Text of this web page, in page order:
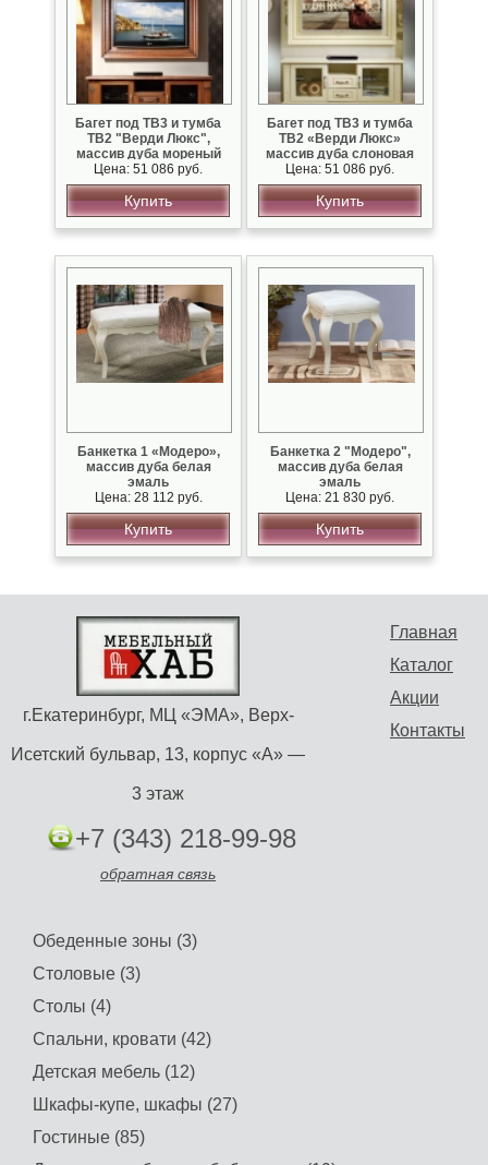
Багет под ТВ3 и тумба
ТВ2 "Верди Люкс",
массив дуба мореный
Цена: 51 086 руб.
Купить
Багет под ТВ3 и тумба
ТВ2 «Верди Люкс»
массив дуба слоновая
кость с патиной
Цена: 51 086 руб.
Купить
Банкетка 1 «Модеро»,
массив дуба белая
эмаль
Цена: 28 112 руб.
Купить
Банкетка 2 "Модеро",
массив дуба белая
эмаль
Цена: 21 830 руб.
Купить
Главная
Каталог
Акции
Контакты
г.Екатеринбург, МЦ «ЭМА», Верх-
Исетский бульвар, 13, корпус «А» —
3 этаж
+7 (343) 218-99-98
обратная связь
Обеденные зоны (3)
Столовые (3)
Столы (4)
Спальни, кровати (42)
Детская мебель (12)
Шкафы-купе, шкафы (27)
Гостиные (85)